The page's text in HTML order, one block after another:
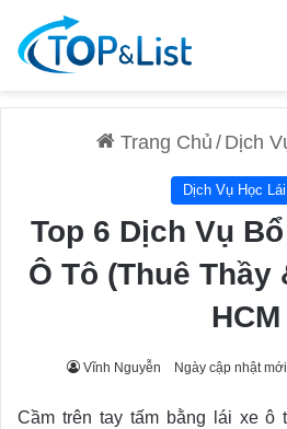
Trang Chủ / Dịch
Dịch Vụ Học
Top 6 Dịch Vụ
Ô Tô (Thuê Thầy
HCM
Vĩnh Nguyễn Ngày cập nhật
Cầm trên tay tấm bằng lái xe ô